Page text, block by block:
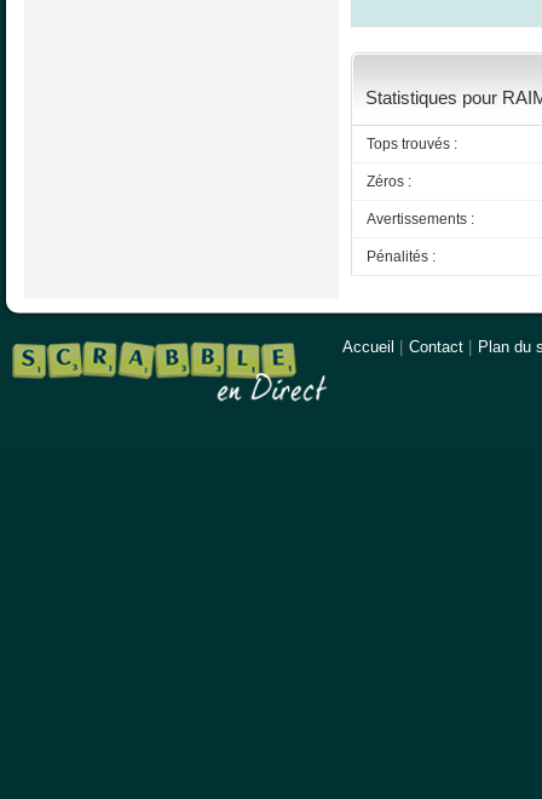
Statistiques pour
Tops trouvés :
Zéros :
Avertissements :
Pénalités :
Accueil Contact Plan du